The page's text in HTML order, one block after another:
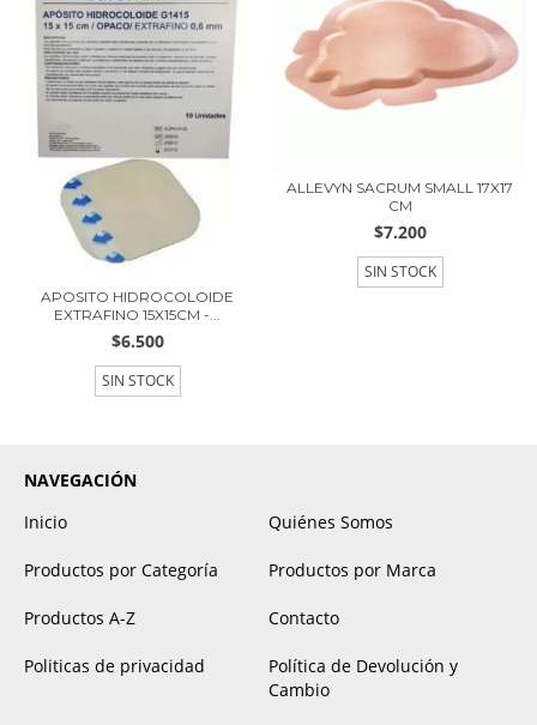
APOSITO HIDROCOLOIDE
EXTRAFINO 15X15CM -...
$6.500
SIN STOCK
ALLEVYN SACRUM SMALL 17X17
CM
$7.200
SIN STOCK
NAVEGACIÓN
Inicio
Quiénes Somos
Productos por Categoría Productos por Marca
Productos A-Z Contacto
Politicas de privacidad
Política de Devolución y
Cambio